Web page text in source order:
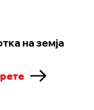
на земја